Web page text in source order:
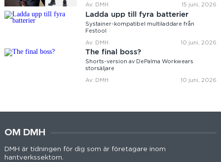
Av: DMH 15 juni, 2026
Ladda upp till fyra batterier
Systainer-kompatibel multiladdare från
Festool
Av: DMH 10 juni, 2026
The final boss?
Shorts-version av DePalma Workwears
storsäljare
Av: DMH 10 juni, 2026
OM DMH
DMH är tidningen för dig som är företagare inom
hantverkssektorn.